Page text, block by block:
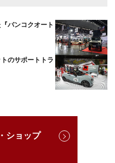
バンコクオート
のサポートトラ
ショップ